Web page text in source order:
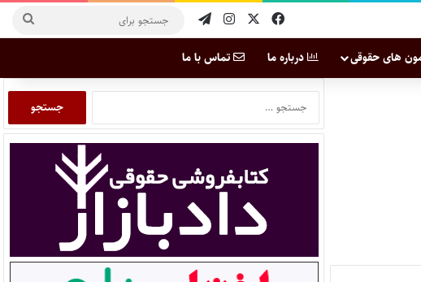
های حقوقی درباره ما تماس با ما